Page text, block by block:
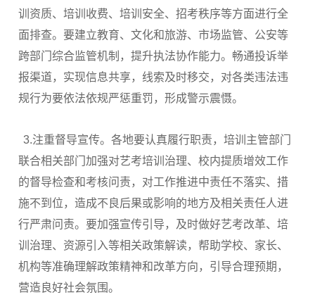
训资质、培训收费、培训安全、招考秩序等方面进行全
面排查。要建立教育、文化和旅游、市场监管、公安等
跨部门综合监管机制，提升执法协作能力。畅通投诉举
报渠道，实现信息共享，线索及时移交，对各类违法违
规行为要依法依规严惩重罚，形成警示震慑。
3.注重督导宣传。各地要认真履行职责，培训主管部门
联合相关部门加强对艺考培训治理、校内提质增效工作
的督导检查和考核问责，对工作推进中责任不落实、措
施不到位，造成不良后果或影响的地方及相关责任人进
行严肃问责。要加强宣传引导，及时做好艺考改革、培
训治理、资源引入等相关政策解读，帮助学校、家长、
机构等准确理解政策精神和改革方向，引导合理预期，
营造良好社会氛围。